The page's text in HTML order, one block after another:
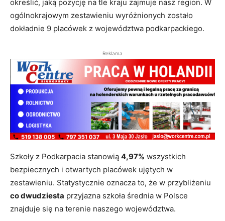
określić, jaką pozycję na tle kraju zajmuje nasz region. W
ogólnokrajowym zestawieniu wyróżnionych zostało
dokładnie 9 placówek z województwa podkarpackiego.
Reklama
Szkoły z Podkarpacia stanowią 4,97% wszystkich
bezpiecznych i otwartych placówek ujętych w
zestawieniu. Statystycznie oznacza to, że w przybliżeniu
co dwudziesta przyjazna szkoła średnia w Polsce
znajduje się na terenie naszego województwa.